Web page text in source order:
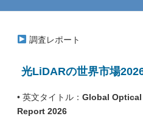
調査レポート
光LiDARの世界市場
• 英文タイトル： Global
Report 2026